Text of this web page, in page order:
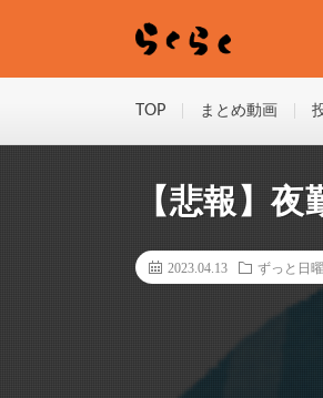
TOP まとめ動画
【悲報】
2023.04.13 ずっと日